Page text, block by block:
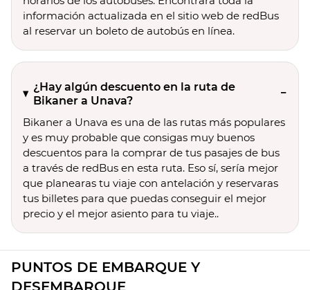
información actualizada en el sitio web de redBus
al reservar un boleto de autobús en línea.
¿Hay algún descuento en la ruta de
Bikaner a Unava?
Bikaner a Unava es una de las rutas más populares
y es muy probable que consigas muy buenos
descuentos para la comprar de tus pasajes de bus
a través de redBus en esta ruta. Eso sí, sería mejor
que planearas tu viaje con antelación y reservaras
tus billetes para que puedas conseguir el mejor
precio y el mejor asiento para tu viaje..
PUNTOS DE EMBARQUE Y
DESEMBARQUE